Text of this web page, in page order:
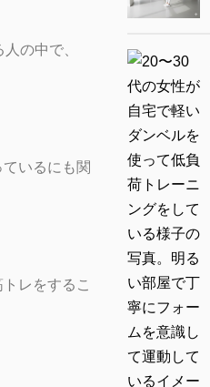
の中で、
いるにも関
レをするこ